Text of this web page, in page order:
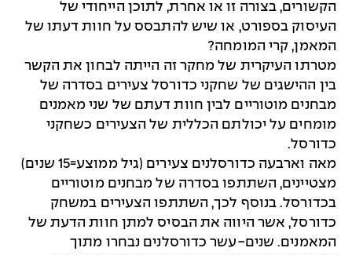
הקשורים, בצורה זו או אחרת, לתוכן הייחודי של
העיסוק בספורט, או שיש להתבסס על חוות דעתו של
המאמן, קרי המומחה?
מטרתו העיקרית של מחקר זה הייתה לבחון את הקשר
בין ההישגים של שחקני כדורסל צעירים בסדרה של
מבחנים מוטוריים לבין חוות דעתם של שני מאמנים
מומחים על יכולתם הכללית של הצעירים כשחקני
כדורסל.
מאה וארבעה כדורסלנים צעירים (גיל ממוצע=15 שנים)
מצטיינים, השתתפו בסדרה של מבחנים מוטוריים
בכדורסל. בנוסף לכך, השתתפו הצעירים במשחק
כדורסל, אשר היווה את הבסיס למתן חוות הדעת של
המאמנים. שנים-עשר כדורסלנים נבחרו מתוך